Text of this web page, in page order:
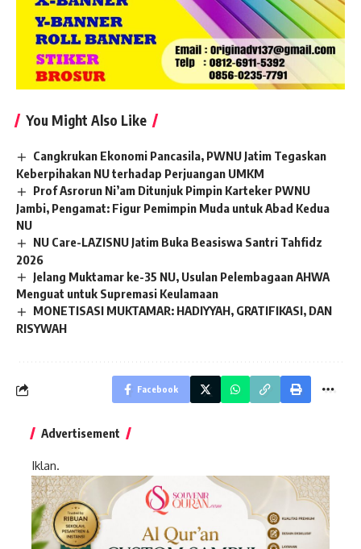
You Might Also Like
Cangkrukan Ekonomi Pancasila, PWNU Jatim Tegaskan
Keberpihakan NU terhadap Perjuangan UMKM
Prof Asrorun Ni’am Ditunjuk Pimpin Karteker PWNU
Jambi, Pengamat: Figur Pemimpin Muda untuk Abad Kedua
NU
NU Care-LAZISNU Jatim Buka Beasiswa Santri Tahfidz
2026
Jelang Muktamar ke-35 NU, Usulan Pelembagaan AHWA
Menguat untuk Supremasi Keulamaan
MONETISASI MUKTAMAR: HADIYYAH, GRATIFIKASI, DAN
RISYWAH
Facebook
Advertisement
Iklan.